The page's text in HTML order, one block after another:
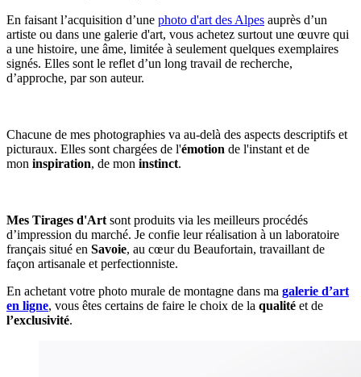
En faisant l’acquisition d’une photo d'art des Alpes auprès d’un
artiste ou dans une galerie d'art, vous achetez surtout une œuvre qui
a une histoire, une âme, limitée à seulement quelques exemplaires
signés. Elles sont le reflet d’un long travail de recherche,
d’approche, par son auteur.
Chacune de mes photographies va au-delà des aspects descriptifs et
picturaux. Elles sont chargées de l'émotion de l'instant et de
mon inspiration, de mon instinct.
Mes Tirages d'Art sont produits via les meilleurs procédés
d’impression du marché. Je confie leur réalisation à un laboratoire
français situé en Savoie, au cœur du Beaufortain, travaillant de
façon artisanale et perfectionniste.
En achetant votre photo murale de montagne dans ma galerie d’art
en ligne, vous êtes certains de faire le choix de la qualité et de
l’exclusivité.